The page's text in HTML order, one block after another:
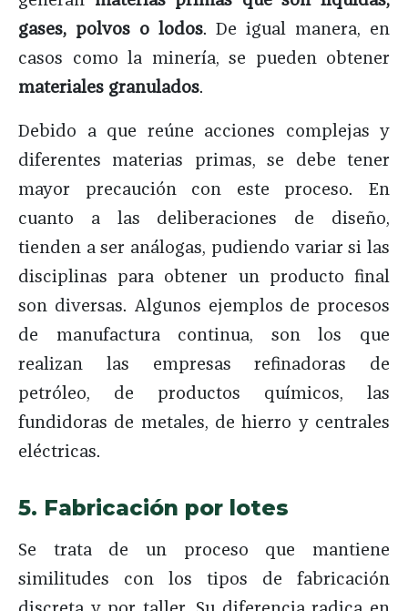
gases, polvos o lodos. De igual manera, en
casos como la minería, se pueden obtener
materiales granulados.
Debido a que reúne acciones complejas y
diferentes materias primas, se debe tener
mayor precaución con este proceso. En
cuanto a las deliberaciones de diseño,
tienden a ser análogas, pudiendo variar si las
disciplinas para obtener un producto final
son diversas. Algunos ejemplos de procesos
de manufactura continua, son los que
realizan las empresas refinadoras de
petróleo, de productos químicos, las
fundidoras de metales, de hierro y centrales
eléctricas.
5. Fabricación por lotes
Se trata de un proceso que mantiene
similitudes con los tipos de fabricación